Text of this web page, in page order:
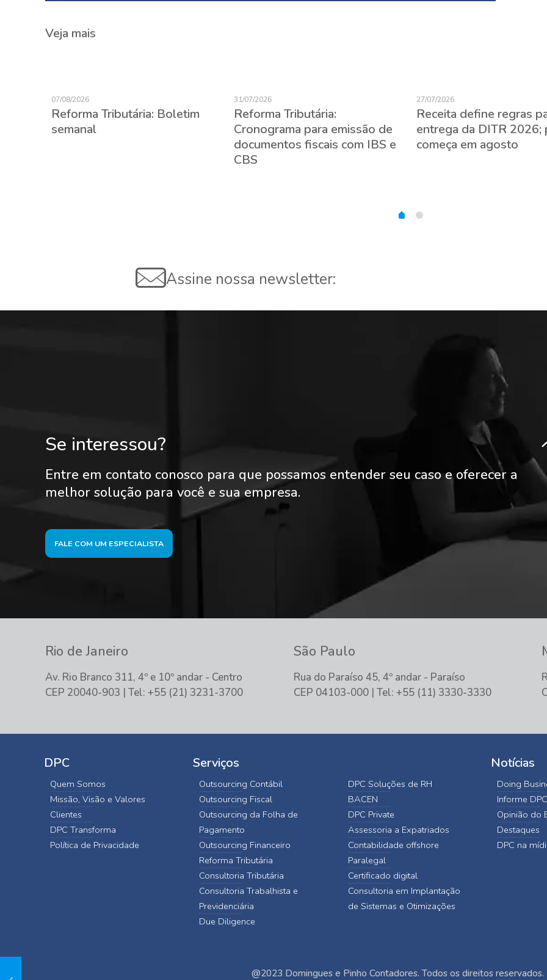
Veja mais
07/08/2026
Reforma Tributária: Boletim
semanal
31/07/2026
Reforma Tributária:
Cronograma para emissão de
documentos fiscais com IBS e
CBS
27/07/2026
Receita define regras
entrega da DITR 2026;
começa em agosto
Assine nossa newsletter:
Se interessou?
Entre em contato conosco para que possamos entender seu caso e oferecer a
melhor solução para você e sua empresa.
FALE COM UM ESPECIALISTA
Rio de Janeiro
Av. Rio Branco 311, 4º e 10º andar - Centro
CEP 20040-903 | Tel: +55 (21) 3231-3700
São Paulo
Rua do Paraíso 45, 4º andar - Paraíso
CEP 04103-000 | Tel: +55 (11) 3330-3330
DPC
Quem Somos
Missão, Visão e Valores
Clientes
DPC Transforma
Política de Privacidade
Serviços
Outsourcing Contábil
Outsourcing Fiscal
Outsourcing da Folha de
Pagamento
Outsourcing Financeiro
Reforma Tributária
Consultoria Tributária
Consultoria Trabalhista e
Previdenciária
Due Diligence
DPC Soluções de RH
BACEN
DPC Private
Assessoria a Expatriados
Contabilidade offshore
Paralegal
Certificado digital
Consultoria em Implantação
de Sistemas e Otimizações
Notícias
Doing
Informe DPC
Opinião do
Destaques
DPC na
@2023 Domingues e Pinho Contadores. Todos os direitos reservados.